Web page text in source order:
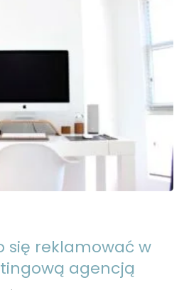
się reklamować w
agencją